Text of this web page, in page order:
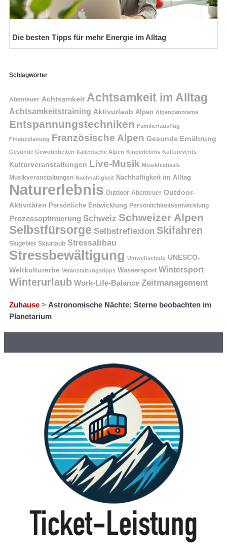
Die besten Tipps für mehr Energie im Alltag
Schlagwörter
Abenteuer Achtsamkeit Achtsamkeit im Alltag
Achtsamkeitstraining Aktivurlaub Alpen Alpenpanorama
Entspannungstechniken Familienausflug
Finanzplanung Französische Alpen Gesunde Ernährung
Gesunde Gewohnheiten Italienische Alpen Kinoerlebnis Kulturevents
Kulturveranstaltungen Live-Musik Musikfestivals
Musikveranstaltungen Nachhaltigkeit Nachhaltigkeit im Alltag
Naturerlebnis Outdoor-Abenteuer Outdoor-
Aktivitäten Persönliche Entwicklung Persönlichkeitsentwicklung
Prozessoptimierung Schweiz Schweizer Alpen
Selbstfürsorge Selbstreflexion Skifahren
Skigebiet Skiurlaub Stressabbau
Stressbewältigung Umweltschutz UNESCO-
Weltkulturerbe Veranstaltungstipps Wassersport Wintersport
Winterurlaub Work-Life-Balance Zeitmanagement
Zuhause > Astronomische Nächte: Sterne beobachten im
Planetarium